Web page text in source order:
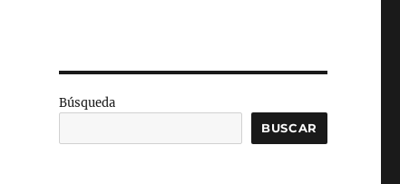
Búsqueda
BUSCAR